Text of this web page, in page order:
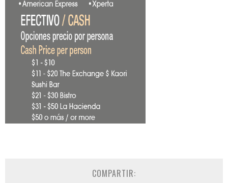
COMPARTIR: